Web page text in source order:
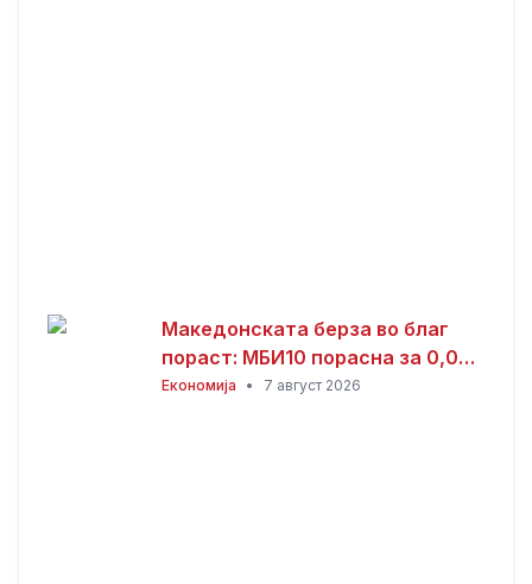
Македонската берза во благ
пораст: МБИ10 порасна за 0,08
отсто, најтргувани акциите на
Економија • 7 август 2026